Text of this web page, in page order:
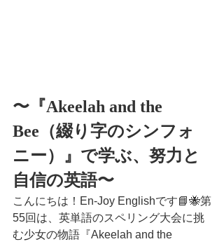
〜『Akeelah and the
Bee（綴り字のシンフォ
ニー）』で学ぶ、努力と
自信の英語〜
こんにちは！En-Joy Englishです📘🐝第
55回は、英単語のスペリング大会に挑
む少女の物語『Akeelah and the